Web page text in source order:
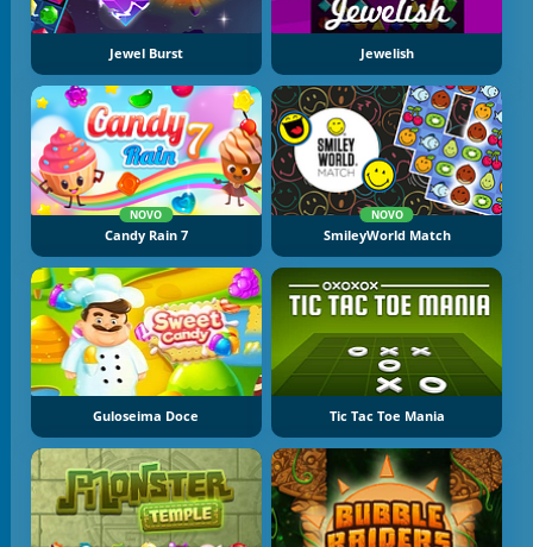
Jewel Burst Jewelish
NOVO
Candy Rain 7
NOVO
SmileyWorld Match
Guloseima Doce Tic Tac Toe Mania